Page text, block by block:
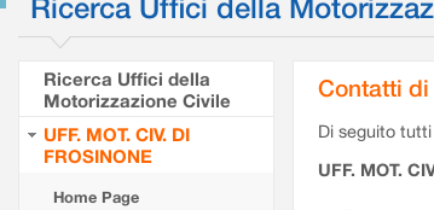
Ricerca Uffici della
Ricerca Uffici della
Motorizzazione Civile
UFF. MOT. CIV. DI
FROSINONE
Home Page
Contatti di
Di seguito
UFF. MOT.